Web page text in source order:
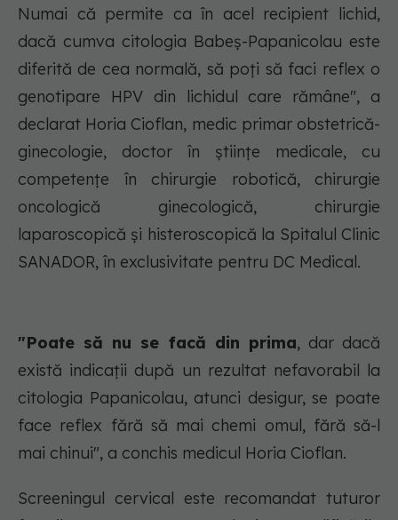
Numai că permite ca în acel recipient lichid,
dacă cumva citologia Babeș-Papanicolau este
diferită de cea normală, să poți să faci reflex o
genotipare HPV din lichidul care rămâne", a
declarat Horia Cioflan, medic primar obstetrică-
ginecologie, doctor în științe medicale, cu
competențe în chirurgie robotică, chirurgie
oncologică ginecologică, chirurgie
laparoscopică și histeroscopică la Spitalul Clinic
SANADOR, în exclusivitate pentru DC Medical.
"Poate să nu se facă din prima, dar dacă
există indicații după un rezultat nefavorabil la
citologia Papanicolau, atunci desigur, se poate
face reflex fără să mai chemi omul, fără să-l
mai chinui", a conchis medicul Horia Cioflan.
Screeningul cervical este recomandat tuturor